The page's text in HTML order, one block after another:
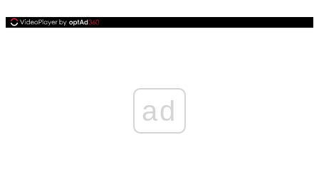
ad